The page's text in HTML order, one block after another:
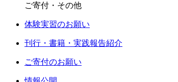
ご寄付・その他
体験実習のお願い
刊行・書籍・実践報告紹介
ご寄付のお願い